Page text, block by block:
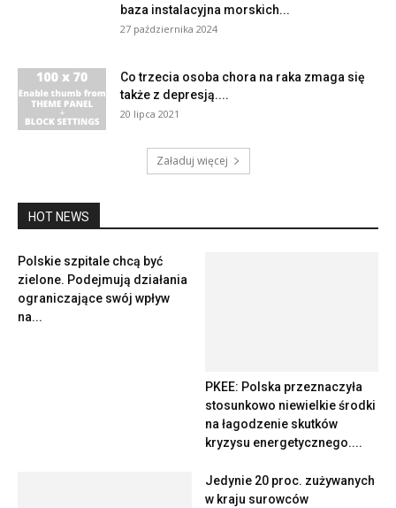
baza instalacyjna morskich...
27 października 2024
Co trzecia osoba chora na raka zmaga się
także z depresją....
20 lipca 2021
Załaduj więcej
HOT NEWS
Polskie szpitale chcą być
zielone. Podejmują działania
ograniczające swój wpływ
na...
PKEE: Polska przeznaczyła
stosunkowo niewielkie środki
na łagodzenie skutków
kryzysu energetycznego....
Jedynie 20 proc. zużywanych
w kraju surowców